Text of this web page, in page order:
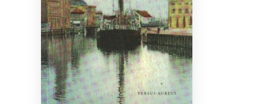
+370 667 80 541
info@elvislab.lt